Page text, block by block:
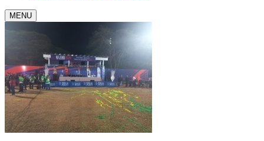
MENU